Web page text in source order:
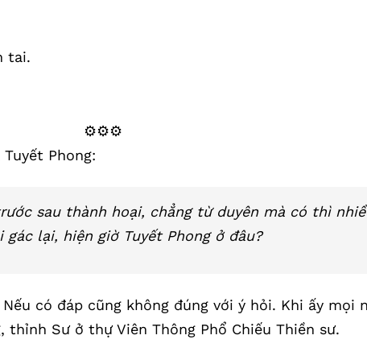
tai.
⚙️⚙️⚙️
Phong:
sau thành hoại, chẳng từ duyên mà có thì
gác lại, hiện giờ Tuyết Phong ở đâu?
có đáp cũng không đúng với ý hỏi. Khi ấy mọi
thỉnh Sư ở thự Viên Thông Phổ Chiếu Thiền sư.